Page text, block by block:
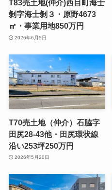
T83売土地(仲介)西目町海士
剝字海士剝３・原野4673
㎡・事業用地850万円
2026年6月5日
T70売土地（仲介）石脇字
田尻28-43他・田尻環状線
沿い253坪250万円
2026年5月20日